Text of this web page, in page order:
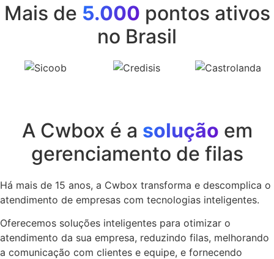
Mais de 5.000 pontos ativos
no Brasil
A Cwbox é a solução em
gerenciamento de filas
Há mais de 15 anos, a Cwbox transforma e descomplica o
atendimento de empresas com tecnologias inteligentes.
Oferecemos soluções inteligentes para otimizar o
atendimento da sua empresa, reduzindo filas, melhorando
a comunicação com clientes e equipe, e fornecendo